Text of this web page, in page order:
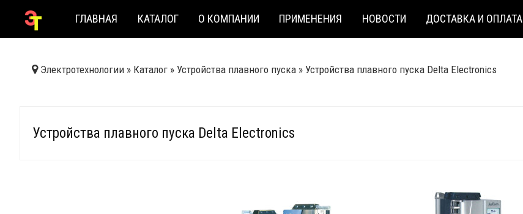
ГЛАВНАЯ КАТАЛОГ О КОМПАНИИ ПРИМЕНЕНИЯ НОВОСТИ ДОСТАВКА И ОПЛАТА
Электротехнологии » Каталог » Устройства плавного пуска » Устройства плавного пуска Delta Electronics
Устройства плавного пуска Delta Electronics